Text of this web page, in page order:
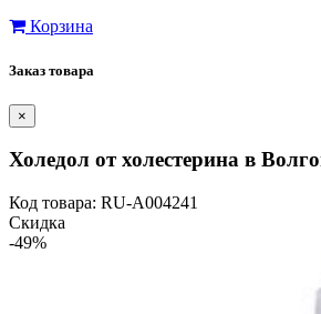
Корзина
Заказ товара
×
Холедол от холестерина в
Код товара: RU-A004241
Скидка
-49%